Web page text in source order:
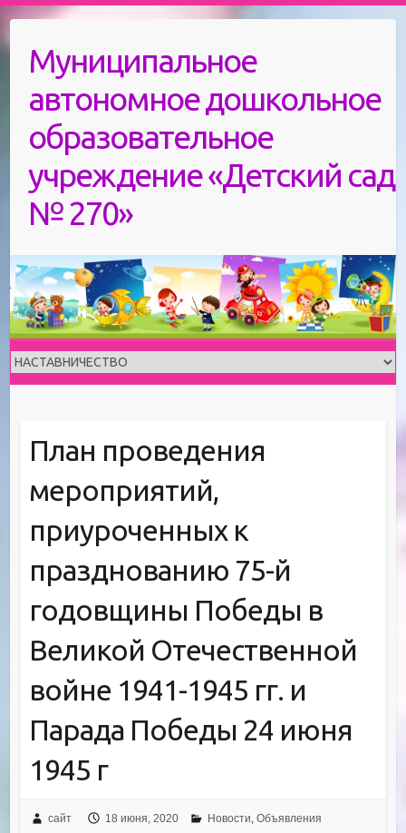
contentМуниципальное
автономное дошкольное
образовательное
учреждение «Детский сад
№ 270»
План проведения
мероприятий,
приуроченных к
празднованию 75-й
годовщины Победы в
Великой Отечественной
войне 1941-1945 гг. и
Парада Победы 24 июня
1945 г
сайт 18 июня, 2020 Новости Объявления